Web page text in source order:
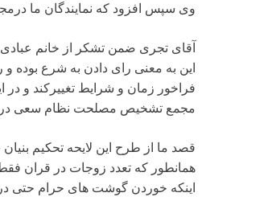
وی سپس افزود که نمایندگان ما
آقای تجری ضمن تشکر از خانم عبادی
این به معنی رای دادن به شرع بوده
فراخور زمان و شرایط تغییرکند و در
مجمع تشخیص مصلحت نظام سعی در
قصد ما از طرح این لایحه تحکیم
همانطور که تعدد زوجات در قران
اینکه خوردن گوشت های حرام حتی